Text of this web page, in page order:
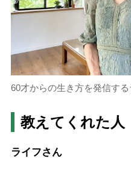
60才からの生き方を発信する
教えてくれた人
ライフさん